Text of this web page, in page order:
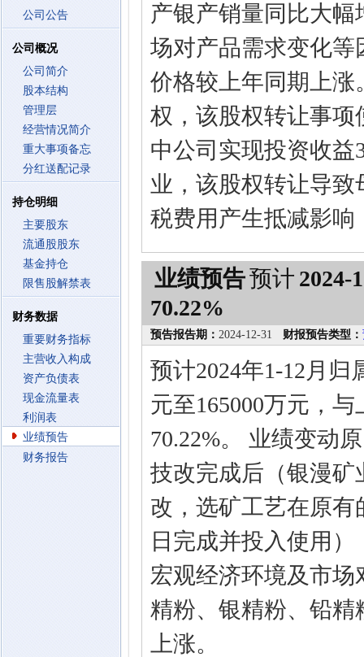
公司公告
公司概况
公司简介
股本结构
管理层
经营情况简介
重大事项备忘
分红送配记录
持仓明细
主要股东
流通股股东
基金持仓
限售股解禁表
财务数据
重要财务指标
主营收入构成
资产负债表
现金流量表
利润表
业绩预告
财务报告
产银产销量同比大
场对产品需求变化
价格较上年同期上涨
权，该股权转让事项
中公司实现投资收益
业，该股权转让导
税费用产生抵减影响
业绩预告预计 2024-
70.22%
预告报告期： 2024-12-31 财报预告类型：
预计2024年1-12月归
元至165000万元，
70.22%。 业绩变动
技改完成后（银漫矿
改，选矿工艺在原有
日完成并投入使用
宏观经济环境及市
精粉、银精粉、铅
上涨。